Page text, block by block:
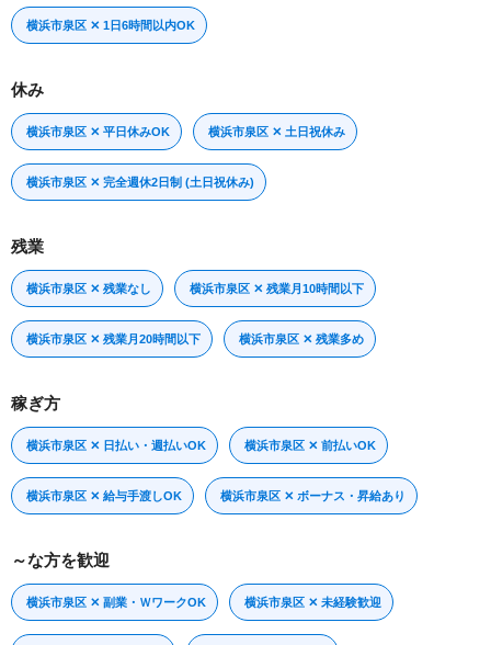
横浜市泉区 ✕ 1日6時間以内OK
休み
横浜市泉区 ✕ 平日休みOK 横浜市泉区 ✕ 土日祝休み
横浜市泉区 ✕ 完全週休2日制 (土日祝休み)
残業
横浜市泉区 ✕ 残業なし 横浜市泉区 ✕ 残業月10時間以下
横浜市泉区 ✕ 残業月20時間以下 横浜市泉区 ✕ 残業多め
稼ぎ方
横浜市泉区 ✕ 日払い・週払いOK 横浜市泉区 ✕ 前払いOK
横浜市泉区 ✕ 給与手渡しOK 横浜市泉区 ✕ ボーナス・昇給あり
～な方を歓迎
横浜市泉区 ✕ 副業・ＷワークOK 横浜市泉区 ✕ 未経験歓迎